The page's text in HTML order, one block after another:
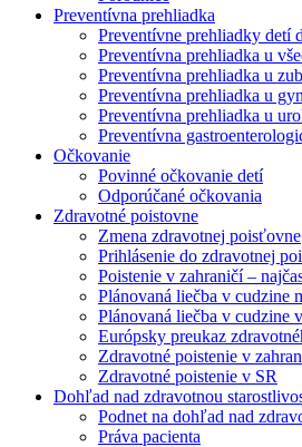
Preventívna prehliadka
Preventívne prehliadky detí
Preventívna prehliadka u
Preventívna prehliadka u
Preventívna prehliadka u
Preventívna prehliadka u
Preventívna
Očkovanie
Povinné očkovanie detí
Odporúčané očkovania
Zdravotné poistovne
Zmena zdravotnej poisťovne
Prihlásenie do zdravotnej
Poistenie v zahraničí –
Plánovaná liečba v cudzine
Plánovaná liečba v cudzine
Európsky preukaz
Zdravotné poistenie v
Zdravotné poistenie v SR
Dohľad nad zdravotnou
Podnet na dohľad nad
Práva pacienta